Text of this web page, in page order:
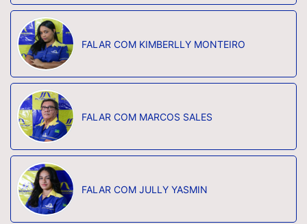
FALAR COM KIMBERLLY MONTEIRO
FALAR COM MARCOS SALES
FALAR COM JULLY YASMIN